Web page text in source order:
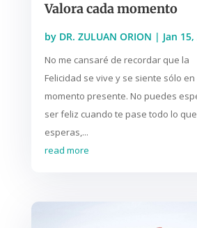
Valora cada momento
by DR. ZULUAN ORION | Jan
No me cansaré de recordar que la
Felicidad se vive y se siente sólo en
momento presente. No puedes
ser feliz cuando te pase todo lo que
esperas,...
read more